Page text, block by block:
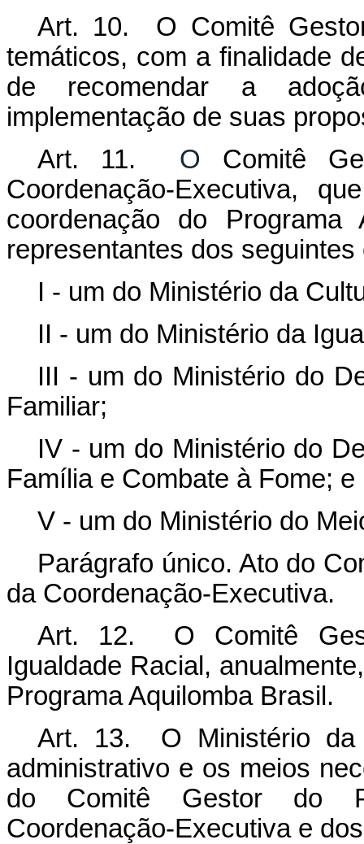
Art. 10. O Comitê
temáticos, com a finalidade
de recomendar a
implementação de suas
Art. 11. O Comitê
Coordenação-Executiva,
coordenação do Programa
representantes dos seguintes
I - um do Ministério da
II - um do Ministério da
III - um do Ministério do
Familiar;
IV - um do Ministério do
Família e Combate à Fome; e
V - um do Ministério do
Parágrafo único. Ato do
da Coordenação-Executiva.
Art. 12. O Comitê
Igualdade Racial,
ProgramaAquilomba Brasil .
Art. 13. O Ministério da
administrativo e os meios
do Comitê Gestor do
Coordenação-Executiva e